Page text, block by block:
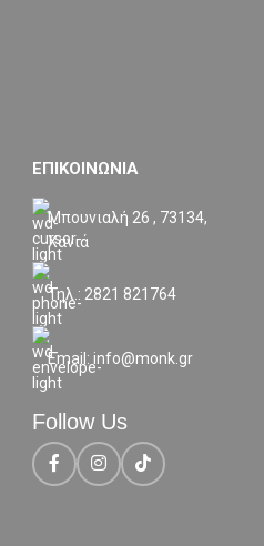
ΕΠΙΚΟΙΝΩΝΙΑ
Μπουνιαλή 26 , 73134,
Χανιά
Τηλ.: 2821 821764
Email: info@monk.gr
Follow Us